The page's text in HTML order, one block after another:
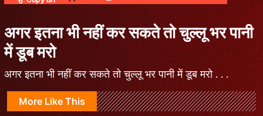
अगर इतना भी नहीं कर सकते तो चुल्लू भर पानी
में डूब मरो
अगर इतना भी नहीं कर सकते तो चुल्लू भर पानी में डूब मरो . . .
More Like This